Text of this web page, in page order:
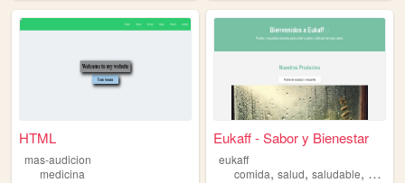
HTML
mas-audicion
medicina
Eukaff - Sabor y Bienestar
eukaff
comida,salud,saludable,